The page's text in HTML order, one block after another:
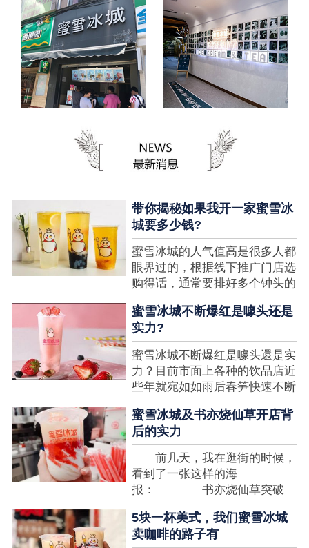
带你揭秘如果我开一家蜜雪冰
城要多少钱?
蜜雪冰城的人气值高是很多人都
眼界过的，根据线下推广门店选
购得话，通常要排好多个钟头的
想要排长队，为的便是那一杯令
人挂念的蜜雪冰城。顾客喜爱的
商品，投资者为什么会看不见在
其中的创业商机呢?许多投资者
都会了解我开一家蜜雪冰城要多
少钱?....
蜜雪冰城不断爆红是噱头还是
实力?
蜜雪冰城不断爆红是噱头還是实
力？目前市面上各种的饮品店近
些年就宛如如雨后春笋快速不断
有运营不小心便会被取代，由于
受年青人的喜爱，再加全国人民
的经济发展水准提升，奶茶饮品
行业发展趋势快速，因此 这一
制造行业有着十分....
蜜雪冰城及书亦烧仙草开店背
后的实力
前几天，我在逛街的时候，
看到了一张这样的海
报： 书亦烧仙草突破
了，这个连名字都没怎么听过的
奶茶店，怎么就悄咪咪地开了这
5块一杯美式，我们蜜雪冰城
卖咖啡的路子有